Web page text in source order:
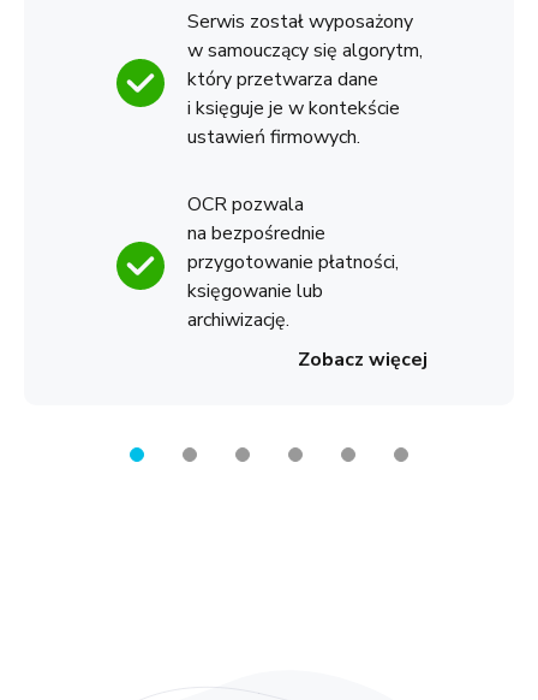
Serwis został wyposażony
w samouczący się algorytm,
który przetwarza dane
i księguje je w kontekście
ustawień firmowych.
OCR pozwala
na bezpośrednie
przygotowanie płatności,
księgowanie lub
archiwizację.
Zobacz więcej